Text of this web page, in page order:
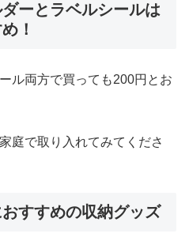
ーとラベルシールは
！
ル両方で買っても200円とお
庭で取り入れてみてくださ
すすめの収納グッズ